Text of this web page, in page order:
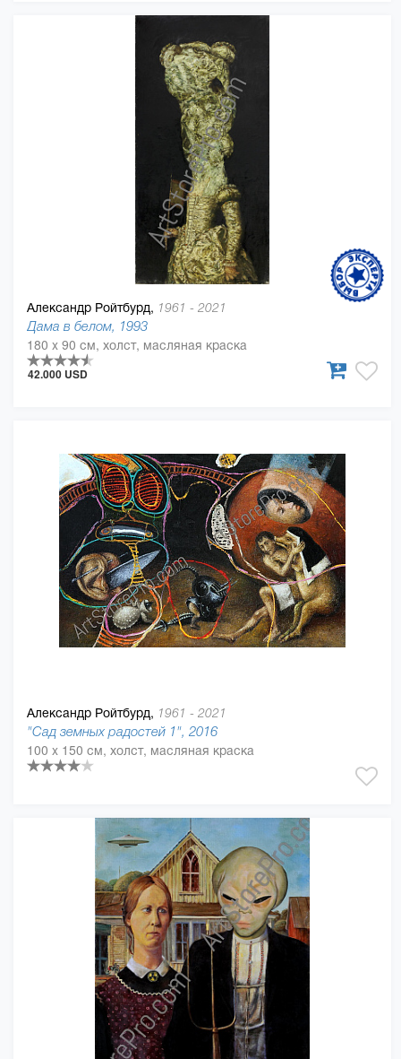
Александр Ройтбурд, 1961 - 2021
Дама в белом, 1993
180 x 90 см, холст, масляная краска
42.000 USD
Александр Ройтбурд, 1961 - 2021
"Сад земных радостей 1", 2016
100 x 150 см, холст, масляная краска